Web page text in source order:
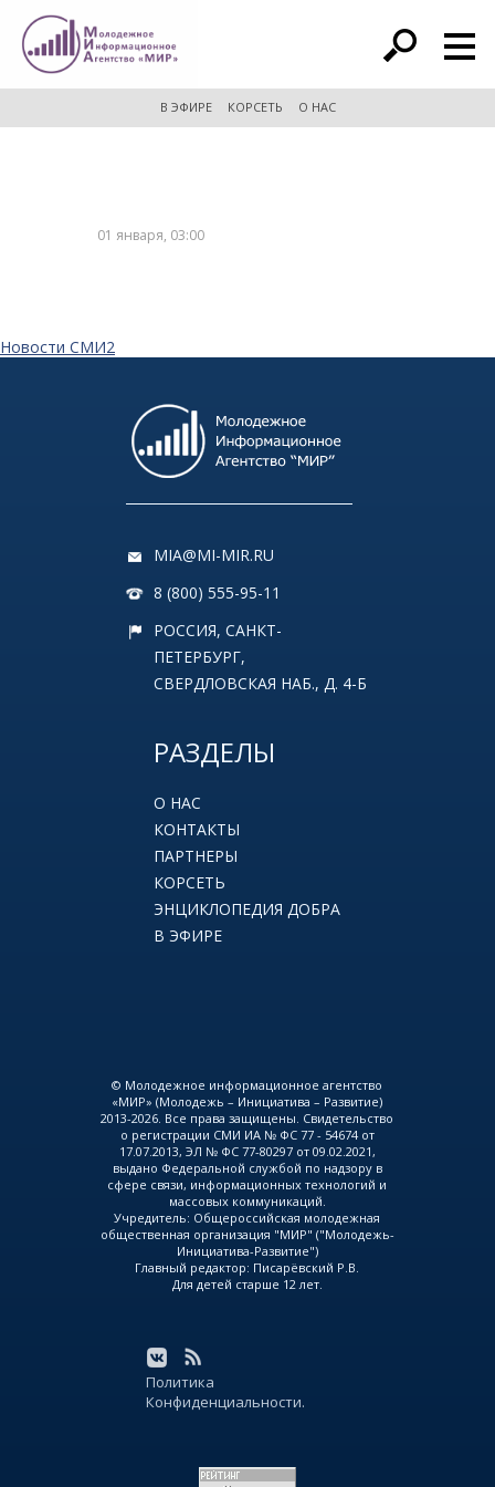
расширенный поиск
В ЭФИРЕ КОРСЕТЬ О НАС
01 января, 03:00
Новости СМИ2
MIA@MI-MIR.RU
8 (800) 555-95-11
РОССИЯ, САНКТ-
ПЕТЕРБУРГ,
СВЕРДЛОВСКАЯ НАБ., Д. 4-Б
РАЗДЕЛЫ
О НАС
КОНТАКТЫ
ПАРТНЕРЫ
КОРСЕТЬ
ЭНЦИКЛОПЕДИЯ ДОБРА
В ЭФИРЕ
© Молодежное информационное агентство
«МИР» (Молодежь – Инициатива – Развитие)
2013-2026. Все права защищены. Свидетельство
о регистрации СМИ ИА № ФС 77 - 54674 от
17.07.2013, ЭЛ № ФС 77-80297 от 09.02.2021,
выдано Федеральной службой по надзору в
сфере связи, информационных технологий и
массовых коммуникаций.
Учредитель: Общероссийская молодежная
общественная организация "МИР" ("Молодежь-
Инициатива-Развитие")
Главный редактор: Писарёвский Р.В.
Для детей старше 12 лет.
Политика
Конфиденциальности.